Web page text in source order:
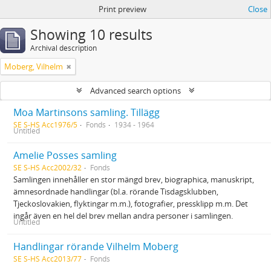
Print preview Close
Showing 10 results
Archival description
Moberg, Vilhelm
Advanced search options
Moa Martinsons samling. Tillägg
SE S-HS Acc1976/5 Fonds 1934 - 1964
Untitled
Amelie Posses samling
SE S-HS Acc2002/32 Fonds
Samlingen innehåller en stor mängd brev, biographica, manuskript,
ämnesordnade handlingar (bl.a. rörande Tisdagsklubben,
Tjeckoslovakien, flyktingar m.m.), fotografier, pressklipp m.m. Det
ingår även en hel del brev mellan andra personer i samlingen.
Untitled
Handlingar rörande Vilhelm Moberg
SE S-HS Acc2013/77 Fonds